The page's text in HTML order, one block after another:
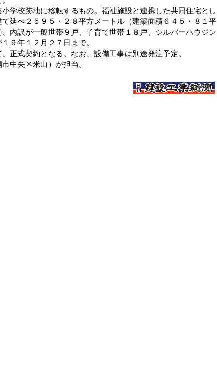
学校跡地に移転するもの。福祉施設と連携した共同住宅とし
延べ２５９５・２８平方メートル（建築面積６４５・８１平
内訳が一般世帯９戸、子育て世帯１８戸、シルバーハウジン
９年１２月２７日まで。
正式契約となる。なお、設備工事は別途発注予定。
中央区米山）が担当。